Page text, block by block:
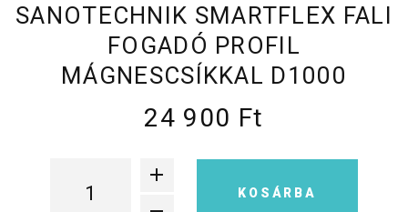
SANOTECHNIK SMARTFLEX FALI
FOGADÓ PROFIL
MÁGNESCSÍKKAL D1000
24 900 Ft
KOSÁRBA